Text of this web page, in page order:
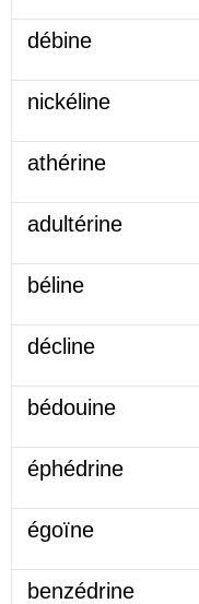
débine
nickéline
athérine
adultérine
béline
décline
bédouine
éphédrine
égoïne
benzédrine